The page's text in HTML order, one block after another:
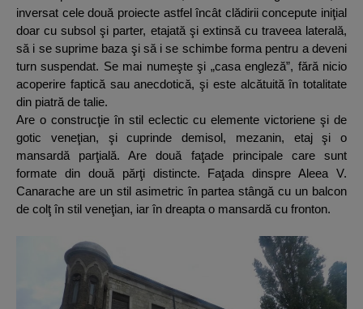
inversat cele două proiecte astfel încât clădirii concepute iniţial
doar cu subsol şi parter, etajată şi extinsă cu traveea laterală,
să i se suprime baza şi să i se schimbe forma pentru a deveni
turn suspendat. Se mai numeşte şi „casa engleză”, fără nicio
acoperire faptică sau anecdotică, şi este alcătuită în totalitate
din piatră de talie.
Are o construcţie în stil eclectic cu elemente victoriene şi de
gotic veneţian, şi cuprinde demisol, mezanin, etaj şi o
mansardă parţială. Are două faţade principale care sunt
formate din două părţi distincte. Faţada dinspre Aleea V.
Canarache are un stil asimetric în partea stângă cu un balcon
de colţ în stil veneţian, iar în dreapta o mansardă cu fronton.